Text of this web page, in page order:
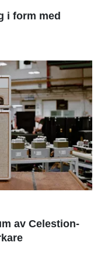
i form med
av Celestion-